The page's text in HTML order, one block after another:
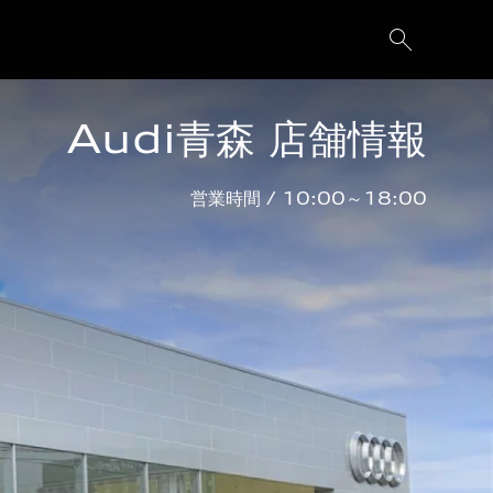
Audi青森 店舗情報
営業時間 / 10:00～18:00